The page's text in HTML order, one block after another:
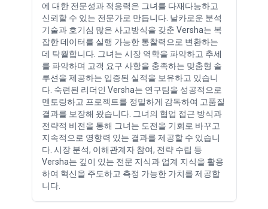
에 대한 전문성과 적응력은 그녀를 다재다능하고
신뢰할 수 있는 전문가로 만듭니다. 날카로운 분석
기술과 호기심 많은 사고방식을 갖춘 Versha는 복
잡한 데이터를 실행 가능한 통찰력으로 변환하는
데 탁월합니다. 그녀는 시장 역학을 파악하고 추세
를 파악하며 고객 요구 사항을 충족하는 맞춤형 솔
루션을 제공하는 입증된 실적을 보유하고 있습니
다. 숙련된 리더인 Versha는 연구팀을 성공적으로
멘토링하고 프로젝트를 정밀하게 감독하여 고품질
결과를 보장해 왔습니다. 그녀의 협업 접근 방식과
전략적 비전을 통해 그녀는 도전을 기회로 바꾸고
지속적으로 영향력 있는 결과를 제공할 수 있습니
다. 시장 분석, 이해관계자 참여, 전략 수립 등
Versha는 깊이 있는 전문 지식과 업계 지식을 활용
하여 혁신을 주도하고 측정 가능한 가치를 제공합
니다.